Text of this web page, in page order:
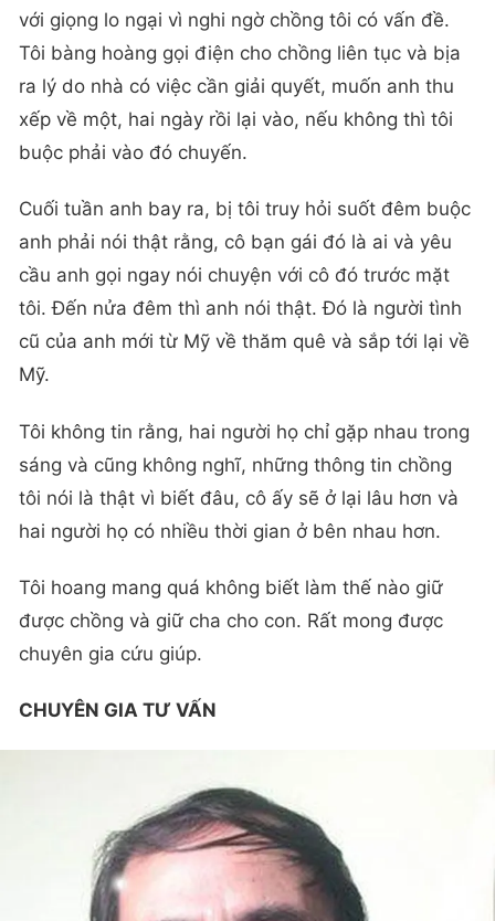
với giọng lo ngại vì nghi ngờ chồng tôi có vấn đề.
Tôi bàng hoàng gọi điện cho chồng liên tục và bịa
ra lý do nhà có việc cần giải quyết, muốn anh thu
xếp về một, hai ngày rồi lại vào, nếu không thì tôi
buộc phải vào đó chuyến.
Cuối tuần anh bay ra, bị tôi truy hỏi suốt đêm buộc
anh phải nói thật rằng, cô bạn gái đó là ai và yêu
cầu anh gọi ngay nói chuyện với cô đó trước mặt
tôi. Đến nửa đêm thì anh nói thật. Đó là người tình
cũ của anh mới từ Mỹ về thăm quê và sắp tới lại về
Mỹ.
Tôi không tin rằng, hai người họ chỉ gặp nhau trong
sáng và cũng không nghĩ, những thông tin chồng
tôi nói là thật vì biết đâu, cô ấy sẽ ở lại lâu hơn và
hai người họ có nhiều thời gian ở bên nhau hơn.
Tôi hoang mang quá không biết làm thế nào giữ
được chồng và giữ cha cho con. Rất mong được
chuyên gia cứu giúp.
CHUYÊN GIA TƯ VẤN